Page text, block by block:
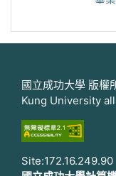
國立成功大學 版
Kung University
Site:172.16.249.90